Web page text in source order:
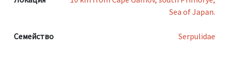
Sea of Japan.
Семейство Serpulidae